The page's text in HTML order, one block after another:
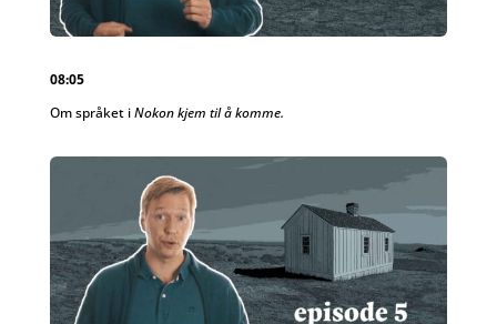
08:05
Om språket iNokon kjem til å komme.